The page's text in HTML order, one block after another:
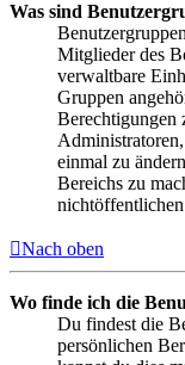
Was sind
Mitglieder des
verwaltbare
Gruppen
Berechtigungen
einmal zu
Bereichs zu
Nach oben
Wo finde ich die
Du findest die
persönlichen